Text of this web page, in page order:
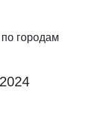
городам